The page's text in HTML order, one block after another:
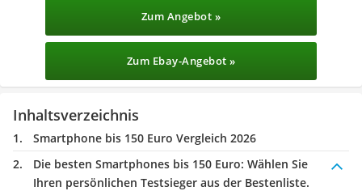
Zum Angebot »
Zum Ebay-Angebot »
Inhaltsverzeichnis
Smartphone bis 150 Euro Vergleich 2026
Die besten Smartphones bis 150 Euro: Wählen Sie
Ihren persönlichen Testsieger aus der Bestenliste.